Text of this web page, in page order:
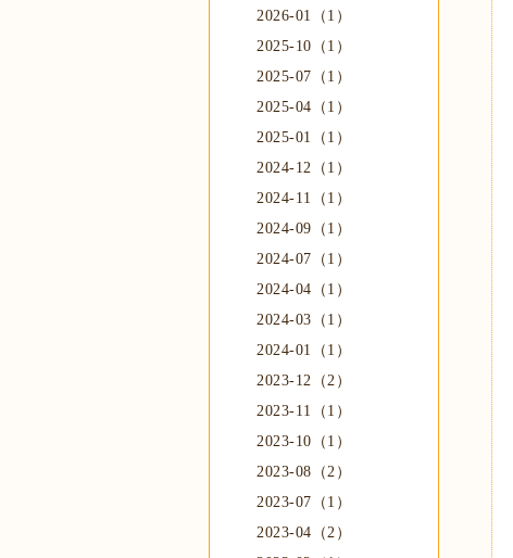
2026-01（1）
2025-10（1）
2025-07（1）
2025-04（1）
2025-01（1）
2024-12（1）
2024-11（1）
2024-09（1）
2024-07（1）
2024-04（1）
2024-03（1）
2024-01（1）
2023-12（2）
2023-11（1）
2023-10（1）
2023-08（2）
2023-07（1）
2023-04（2）